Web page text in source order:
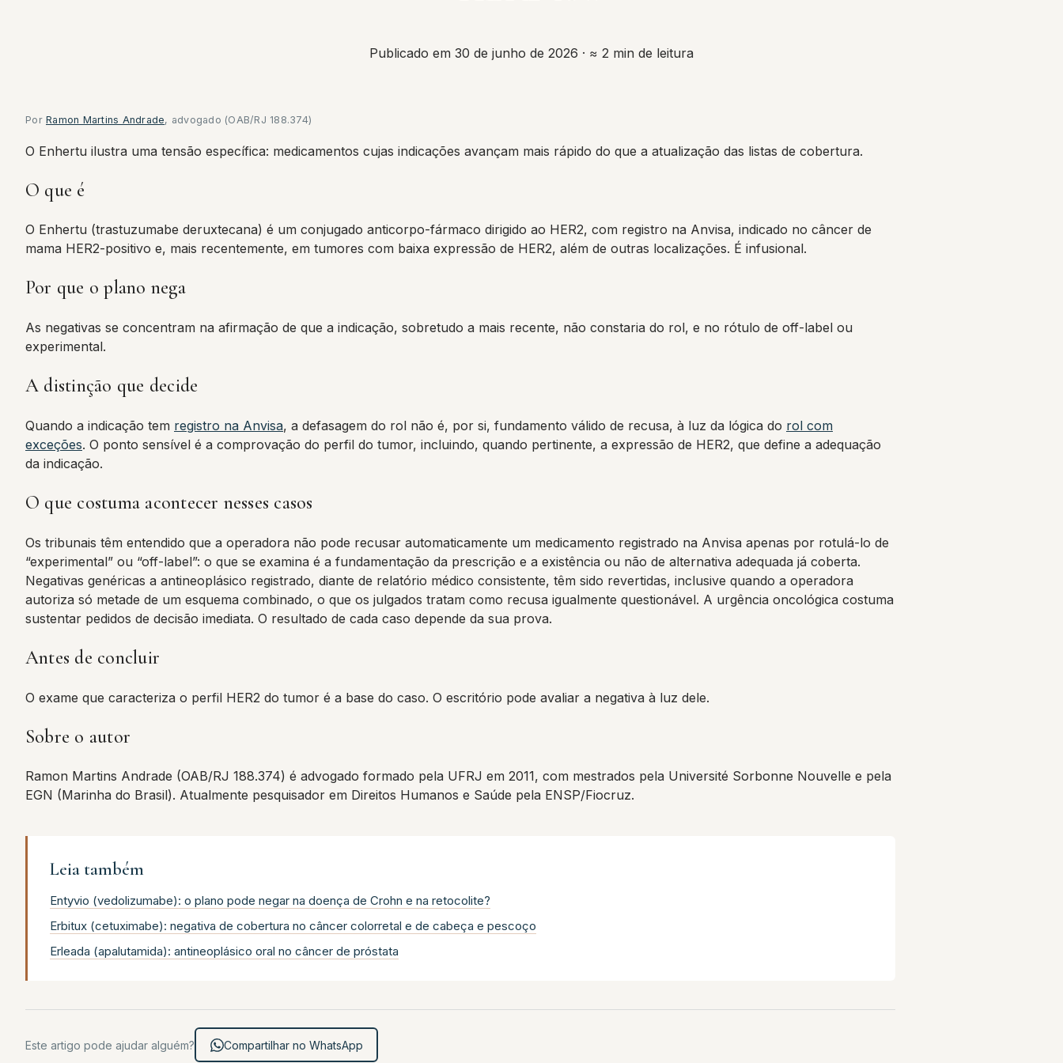
Publicado em 30 de junho de 2026 · ≈ 2 min de leitura
Por Ramon Martins Andrade, advogado (OAB/RJ 188.374)
O Enhertu ilustra uma tensão específica: medicamentos cujas indicações avançam mais rápido do que a atualização das listas de cobertura.
O que é
O Enhertu (trastuzumabe deruxtecana) é um conjugado anticorpo-fármaco dirigido ao HER2, com registro na Anvisa, indicado no câncer de
mama HER2-positivo e, mais recentemente, em tumores com baixa expressão de HER2, além de outras localizações. É infusional.
Por que o plano nega
As negativas se concentram na afirmação de que a indicação, sobretudo a mais recente, não constaria do rol, e no rótulo de off-label ou
experimental.
A distinção que decide
Quando a indicação tem registro na Anvisa, a defasagem do rol não é, por si, fundamento válido de recusa, à luz da lógica do rol com
exceções. O ponto sensível é a comprovação do perfil do tumor, incluindo, quando pertinente, a expressão de HER2, que define a adequação
da indicação.
O que costuma acontecer nesses casos
Os tribunais têm entendido que a operadora não pode recusar automaticamente um medicamento registrado na Anvisa apenas por rotulá-lo de
“experimental” ou “off-label”: o que se examina é a fundamentação da prescrição e a existência ou não de alternativa adequada já coberta.
Negativas genéricas a antineoplásico registrado, diante de relatório médico consistente, têm sido revertidas, inclusive quando a operadora
autoriza só metade de um esquema combinado, o que os julgados tratam como recusa igualmente questionável. A urgência oncológica costuma
sustentar pedidos de decisão imediata. O resultado de cada caso depende da sua prova.
Antes de concluir
O exame que caracteriza o perfil HER2 do tumor é a base do caso. O escritório pode avaliar a negativa à luz dele.
Sobre o autor
Ramon Martins Andrade (OAB/RJ 188.374) é advogado formado pela UFRJ em 2011, com mestrados pela Université Sorbonne Nouvelle e pela
EGN (Marinha do Brasil). Atualmente pesquisador em Direitos Humanos e Saúde pela ENSP/Fiocruz.
Leia também
Entyvio (vedolizumabe): o plano pode negar na doença de Crohn e na retocolite?
Erbitux (cetuximabe): negativa de cobertura no câncer colorretal e de cabeça e pescoço
Erleada (apalutamida): antineoplásico oral no câncer de próstata
Este artigo pode ajudar alguém? Compartilhar no WhatsApp